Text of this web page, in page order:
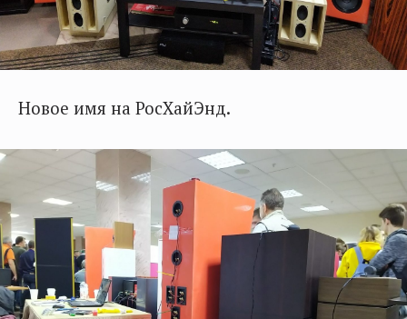
Новое имя на РосХайЭнд.